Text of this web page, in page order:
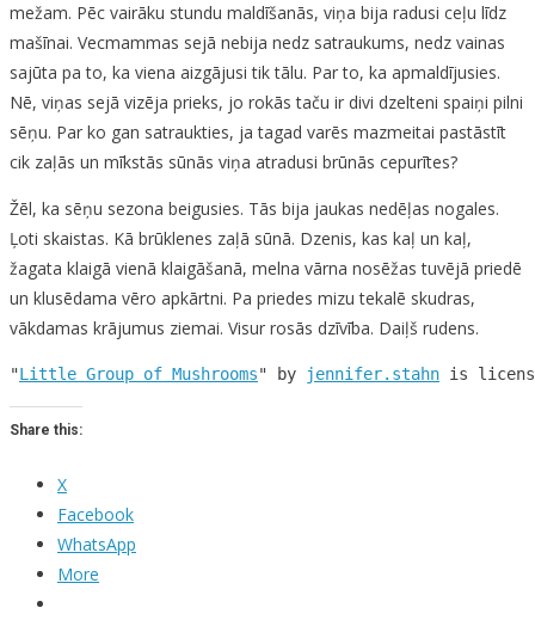
mežam. Pēc vairāku stundu maldīšanās, viņa bija radusi ceļu līdz
mašīnai. Vecmammas sejā nebija nedz satraukums, nedz vainas
sajūta pa to, ka viena aizgājusi tik tālu. Par to, ka apmaldījusies.
Nē, viņas sejā vizēja prieks, jo rokās taču ir divi dzelteni spaiņi pilni
sēņu. Par ko gan satraukties, ja tagad varēs mazmeitai pastāstīt
cik zaļās un mīkstās sūnās viņa atradusi brūnās cepurītes?
Žēl, ka sēņu sezona beigusies. Tās bija jaukas nedēļas nogales.
Ļoti skaistas. Kā brūklenes zaļā sūnā. Dzenis, kas kaļ un kaļ,
žagata klaigā vienā klaigāšanā, melna vārna nosēžas tuvējā priedē
un klusēdama vēro apkārtni. Pa priedes mizu tekalē skudras,
vākdamas krājumus ziemai. Visur rosās dzīvība. Daiļš rudens.
"Little Group of Mushrooms" by jennifer.stahn is
Share this:
X
Facebook
WhatsApp
More